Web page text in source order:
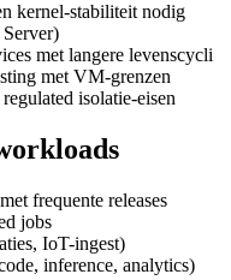
kernel-stabiliteit nodig
met langere levenscycli
met VM-grenzen
isolatie-eisen
frequente releases
jobs
IoT-ingest)
inference, analytics)